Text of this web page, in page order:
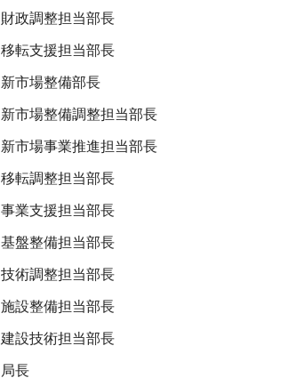
財政調整担当部長
移転支援担当部長
新市場整備部長
新市場整備調整担当部長
新市場事業推進担当部長
移転調整担当部長
事業支援担当部長
基盤整備担当部長
技術調整担当部長
施設整備担当部長
建設技術担当部長
局長